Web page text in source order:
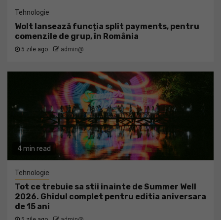
Tehnologie
Wolt lansează funcția split payments, pentru
comenzile de grup, în România
5 zile ago admin@
4 min read
Tehnologie
Tot ce trebuie sa stii inainte de Summer Well
2026. Ghidul complet pentru editia aniversara
de 15 ani